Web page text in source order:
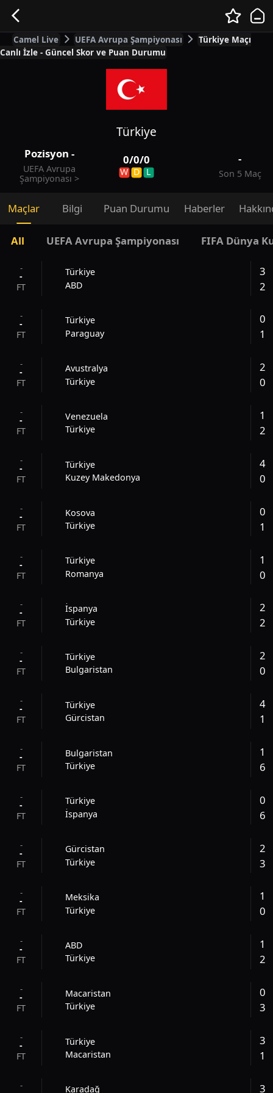
Camel Live UEFA Avrupa Şampiyonası
Türkiye Maçı
Canlı İzle - Güncel Skor ve Puan Durumu
Türkiye
Pozisyon -
UEFA Avrupa
Şampiyonası >
0/0/0
W D L
-
Son 5 Maç
Maçlar Bilgi Puan Durumu Haberler
All UEFA Avrupa Şampiyonası FIFA Dünya
-
-
FT
Türkiye
ABD
3
2
-
-
FT
Türkiye
Paraguay
0
1
-
-
FT
Avustralya
Türkiye
2
0
-
-
FT
Venezuela
Türkiye
1
2
-
-
FT
Türkiye
Kuzey Makedonya
4
0
-
-
FT
Kosova
Türkiye
0
1
-
-
FT
Türkiye
Romanya
1
0
-
-
FT
İspanya
Türkiye
2
2
-
-
FT
Türkiye
Bulgaristan
2
0
-
-
FT
Türkiye
Gürcistan
4
1
-
-
FT
Bulgaristan
Türkiye
1
6
-
-
FT
Türkiye
İspanya
0
6
-
-
FT
Gürcistan
Türkiye
2
3
-
-
FT
Meksika
Türkiye
1
0
-
-
FT
ABD
Türkiye
1
2
-
-
FT
Macaristan
Türkiye
0
3
-
-
FT
Türkiye
Macaristan
3
1
- Karadağ 3